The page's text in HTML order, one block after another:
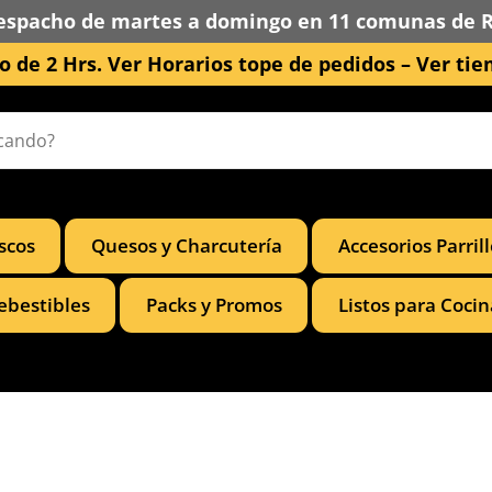
de martes a domingo en 11 comunas de
de 2 Hrs. Ver Horarios tope de pedidos – Ver
Quesos y Charcutería Accesorios
Packs y Promos Listos para